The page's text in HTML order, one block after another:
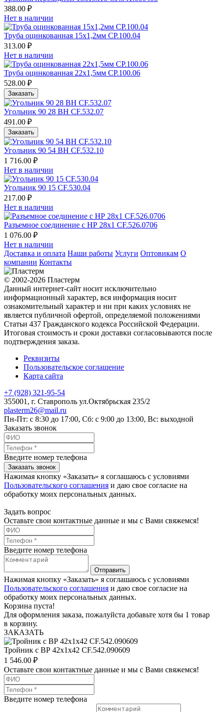
388.00 ₽
Нет в наличии
Труба оцинкованная 15х1,2мм CP.100.04
313.00 ₽
Нет в наличии
Труба оцинкованная 22х1,5мм CP.100.06
528.00 ₽
Заказать
Угольник 90 28 ВН CF.532.07
491.00 ₽
Заказать
Угольник 90 54 ВН CF.532.10
1 716.00 ₽
Нет в наличии
Угольник 90 15 CF.530.04
217.00 ₽
Нет в наличии
Разъемное соединение с НР 28х1 CF.526.0706
1 076.00 ₽
Нет в наличии
Доставка и оплата Наши работы Услуги Оптовикам О
компании Контакты
© 2002-2026 Пластерм
Данный интернет-сайт носит исключительно
информационный характер, вся информация носит
ознакомительный характер и ни при каких условиях не
является публичной офертой, определяемой положениями
Статьи 437 Гражданского кодекса Российской Федерации.
Итоговая стоимость и сроки доставки согласовываются после
подтверждения заказа.
Реквизиты
Пользовательское соглашение
Карта сайта
+7 (928) 321-95-54
355001 , г. Ставрополь ул.Октябрьская 235/2
plasterm26@mail.ru
Пн-Пт: с 8:30 до 17:00, Сб: с 9:00 до 13:00, Вс: выходной
Заказать звонок
Введите номер телефона
Заказать звонок
Нажимая кнопку «Заказать» я соглашаюсь с условиями
Пользовательского соглашения и даю свое согласие на
обработку моих персональных данных.
Задать вопрос
Оставьте свои контактные данные и мы с Вами свяжемся!
Введите номер телефона
Отправить
Нажимая кнопку «Заказать» я соглашаюсь с условиями
Пользовательского соглашения и даю свое согласие на
обработку моих персональных данных.
Корзина пуста!
Для оформления заказа, пожалуйста добавьте хотя бы 1 товар
в корзину.
ЗАКАЗАТЬ
Тройник с ВР 42х1х42 CF.542.090609
1 546.00 ₽
Оставьте свои контактные данные и мы с Вами свяжемся!
Введите номер телефона